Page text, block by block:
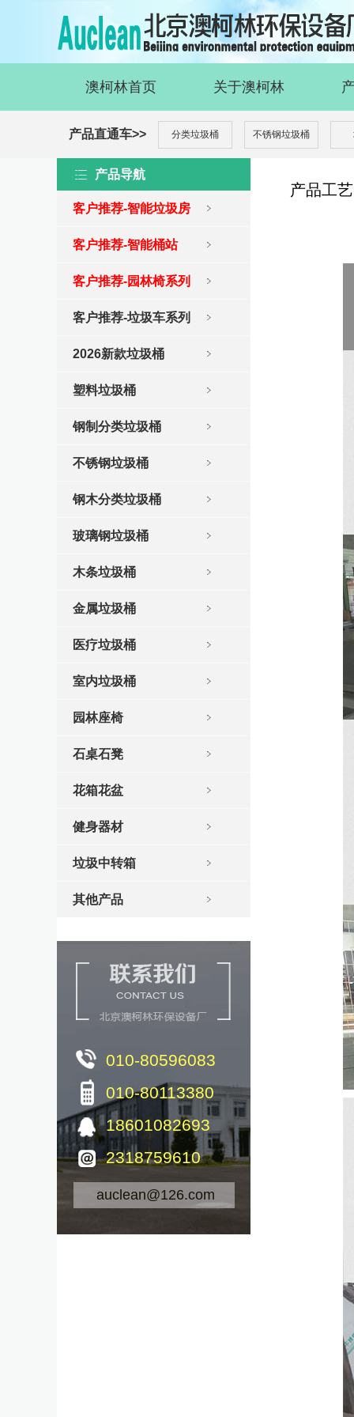
澳柯林首页 关于澳柯林
产品直通车>> 分类垃圾桶 不锈钢垃圾桶
产品导航
客户推荐-智能垃圾房
客户推荐-智能桶站
客户推荐-园林椅系列
客户推荐-垃圾车系列
2026新款垃圾桶
塑料垃圾桶
钢制分类垃圾桶
不锈钢垃圾桶
钢木分类垃圾桶
玻璃钢垃圾桶
木条垃圾桶
金属垃圾桶
医疗垃圾桶
室内垃圾桶
园林座椅
石桌石凳
花箱花盆
健身器材
垃圾中转箱
其他产品
010-80596083
010-80113380
18601082693
2318759610
auclean@126.com
产品工艺